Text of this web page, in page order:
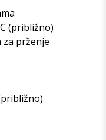
(približno)
za prženje